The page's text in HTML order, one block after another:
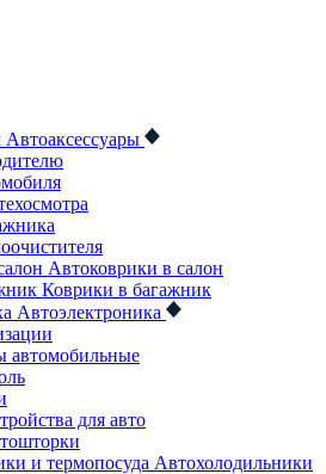
Автоаксессуары
Автоковрики в салон
Коврики в багажник
Автоэлектроника
автомобильные
для авто
Автохолодильники